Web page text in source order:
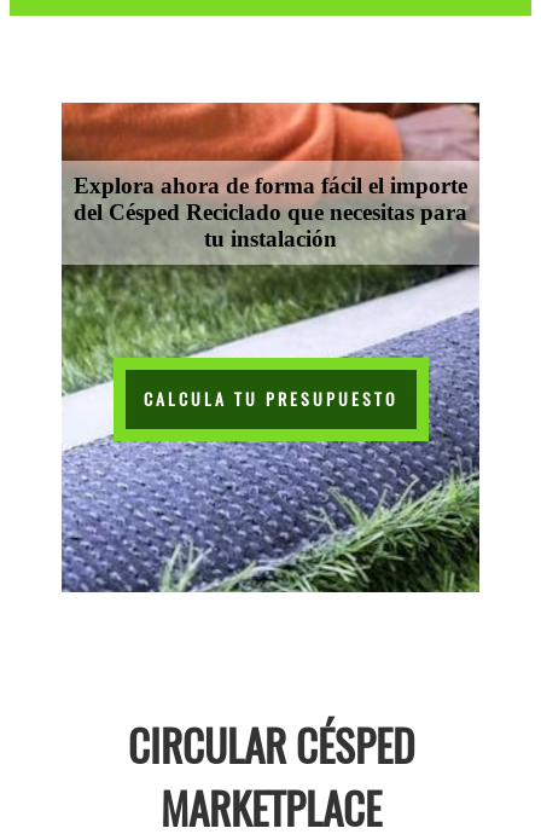
Explora ahora de forma fácil el importe
del Césped Reciclado que necesitas para
tu instalación
CALCULA TU PRESUPUESTO
CIRCULAR CÉSPED
MARKETPLACE